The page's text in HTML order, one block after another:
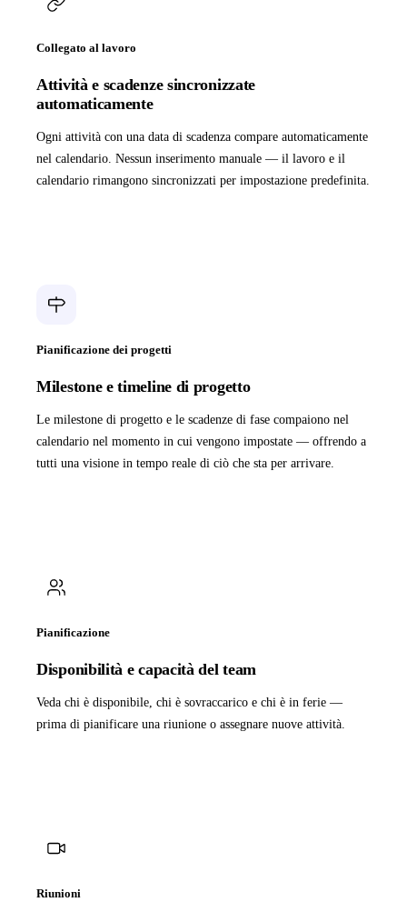
Collegato al lavoro
Attività e scadenze sincronizzate
automaticamente
Ogni attività con una data di scadenza compare automaticamente
nel calendario. Nessun inserimento manuale — il lavoro e il
calendario rimangono sincronizzati per impostazione predefinita.
Pianificazione dei progetti
Milestone e timeline di progetto
Le milestone di progetto e le scadenze di fase compaiono nel
calendario nel momento in cui vengono impostate — offrendo a
tutti una visione in tempo reale di ciò che sta per arrivare.
Pianificazione
Disponibilità e capacità del team
Veda chi è disponibile, chi è sovraccarico e chi è in ferie —
prima di pianificare una riunione o assegnare nuove attività.
Riunioni